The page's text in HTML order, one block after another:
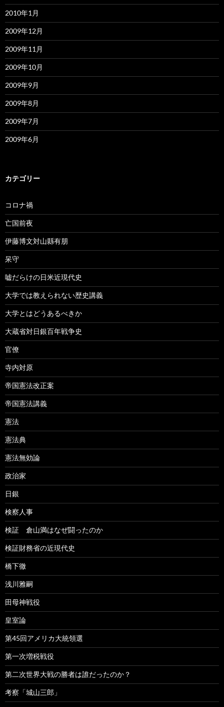
2010年1月
2009年12月
2009年11月
2009年10月
2009年9月
2009年8月
2009年7月
2009年6月
カテゴリー
コロナ禍
亡国前夜
伊藤博文対山縣有朋
呆守
嘘だらけの日米近現代史
大学では教えられない歴史講義
大学とはどうあるべきか
大蔵省対日銀百年戦争史
官僚
寺内対原
帝国憲法改正案
帝国憲法講義
憲法
憲法典
憲法無効論
政治家
日銀
検察人事
検証 倉山満はなぜ闘ったのか
検証財務省の近現代史
橋下徹
浅川雅嗣
田母神戦役
皇室論
第45回アメリカ大統領選
第一次増税戦役
第二次世界大戦の勝者は誰だったのか？
考察「城山三郎」